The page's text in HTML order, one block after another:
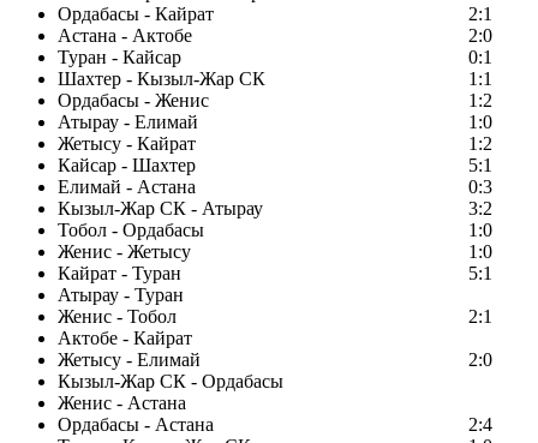
Ордабасы - Кайрат
2:1
Астана - Актобе
2:0
Туран - Кайсар
0:1
Шахтер - Кызыл-Жар СК
1:1
Ордабасы - Женис
1:2
Атырау - Елимай
1:0
Жетысу - Кайрат
1:2
Кайсар - Шахтер
5:1
Елимай - Астана
0:3
Кызыл-Жар СК - Атырау
3:2
Тобол - Ордабасы
1:0
Женис - Жетысу
1:0
Кайрат - Туран
5:1
Атырау - Туран
Женис - Тобол
2:1
Актобе - Кайрат
Жетысу - Елимай
2:0
Кызыл-Жар СК - Ордабасы
Женис - Астана
Ордабасы - Астана
2:4